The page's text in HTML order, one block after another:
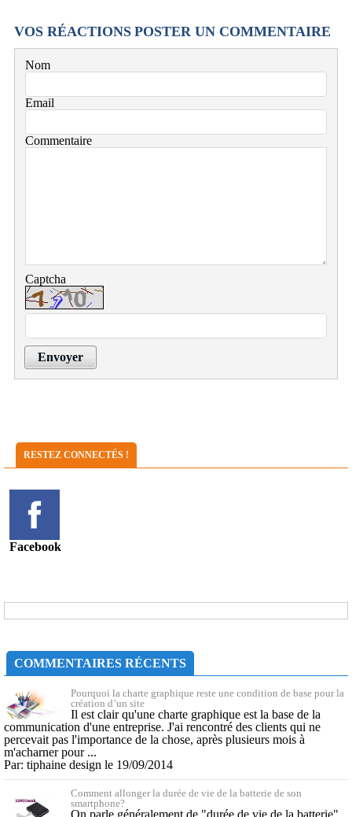
VOS RÉACTIONS POSTER UN COMMENTAIRE
Nom
Email
Commentaire
Captcha
Envoyer
RESTEZ CONNECTÉS !
Facebook
COMMENTAIRES RÉCENTS
Pourquoi la charte graphique reste une condition de base pour la
création d’un site
Il est clair qu'une charte graphique est la base de la
communication d'une entreprise. J'ai rencontré des clients qui ne
percevait pas l'importance de la chose, après plusieurs mois à
m'acharner pour ...
Par: tiphaine design le 19/09/2014
Comment allonger la durée de vie de la batterie de son
smartphone?